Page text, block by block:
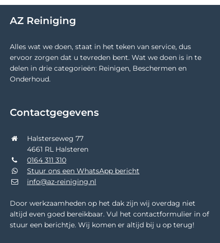
AZ Reiniging
Alles wat we doen, staat in het teken van service, dus
ervoor zorgen dat u tevreden bent. Wat we doen is in te
delen in drie categorieën: Reinigen, Beschermen en
Onderhoud.
Contactgegevens
Halsterseweg 77
4661 RL Halsteren
0164 311 310
Stuur ons een WhatsApp bericht
info@az-reiniging.nl
Door werkzaamheden op het dak zijn wij overdag niet
altijd even goed bereikbaar. Vul het contactformulier in of
stuur een berichtje. Wij komen er altijd bij u op terug!